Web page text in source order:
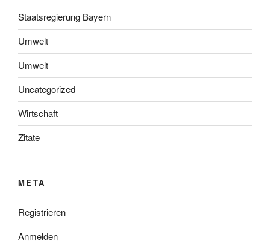
Staatsregierung Bayern
Umwelt
Umwelt
Uncategorized
Wirtschaft
Zitate
META
Registrieren
Anmelden